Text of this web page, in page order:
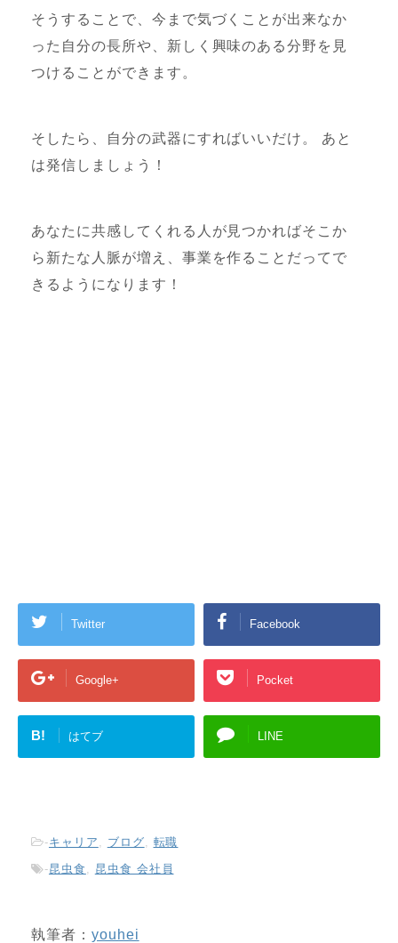
そうすることで、今まで気づくことが出来なか
った自分の長所や、新しく興味のある分野を見
つけることができます。
そしたら、自分の武器にすればいいだけ。 あと
は発信しましょう！
あなたに共感してくれる人が見つかればそこか
ら新たな人脈が増え、事業を作ることだってで
きるようになります！
Twitter Facebook
Google+ Pocket
B! はてブ LINE
-キャリア ブログ
転職
-昆虫食 昆虫食 会社員
執筆者： youhei